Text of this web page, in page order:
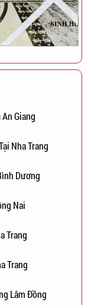
Giang
Nha Trang
Dương
Nai
Trang
Trang
Lâm Đồng